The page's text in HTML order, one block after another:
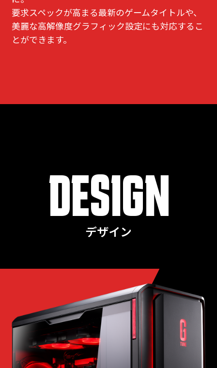
要求スペックが高まる最新のゲームタイトルや、
美麗な高解像度グラフィック設定にも対応するこ
とができます。
DESIGN
デザイン